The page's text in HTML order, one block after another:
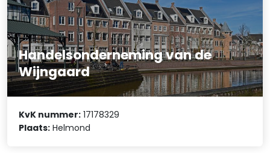
Handelsonderneming van de
Wijngaard
KvK nummer: 17178329
Plaats: Helmond